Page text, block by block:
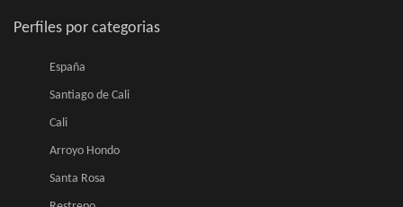
Perfiles por categorias
España
Santiago de Cali
Cali
Arroyo Hondo
Santa Rosa